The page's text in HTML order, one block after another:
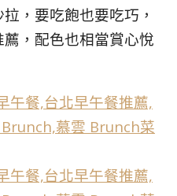
，要吃飽也要吃巧，
，配色也相當賞心悅